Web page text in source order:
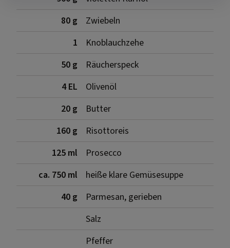
80 g
Zwiebeln
1
Knoblauchzehe
50 g
Räucherspeck
4 EL
Olivenöl
20 g
Butter
160 g
Risottoreis
125 ml
Prosecco
ca. 750 ml
heiße klare Gemüsesuppe
40 g
Parmesan, gerieben
Salz
Pfeffer